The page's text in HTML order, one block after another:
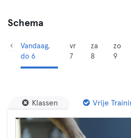
Schema
Vandaag,
do 6
vr
7
za
8
zo
9
Klassen Vrije